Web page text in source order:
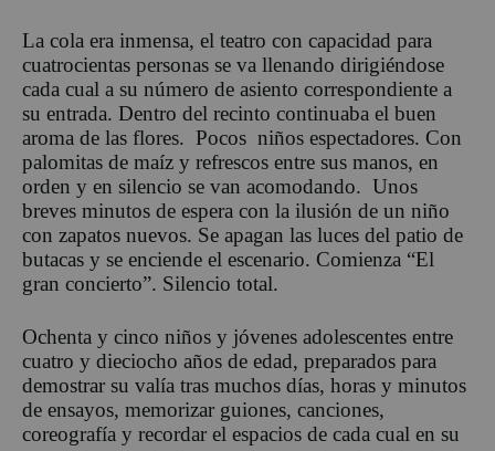
La cola era inmensa, el teatro con capacidad para
cuatrocientas personas se va llenando dirigiéndose
cada cual a su número de asiento correspondiente a
su entrada. Dentro del recinto continuaba el buen
aroma de las flores. Pocos niños espectadores. Con
palomitas de maíz y refrescos entre sus manos, en
orden y en silencio se van acomodando. Unos
breves minutos de espera con la ilusión de un niño
con zapatos nuevos. Se apagan las luces del patio de
butacas y se enciende el escenario. Comienza “El
gran concierto”. Silencio total.
Ochenta y cinco niños y jóvenes adolescentes entre
cuatro y dieciocho años de edad, preparados para
demostrar su valía tras muchos días, horas y minutos
de ensayos, memorizar guiones, canciones,
coreografía y recordar el espacios de cada cual en su